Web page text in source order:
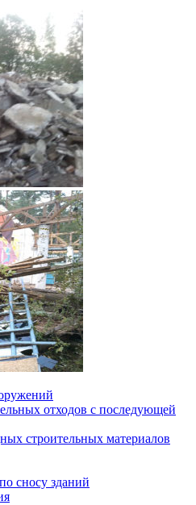
отходов с последующей
строительных материалов
сносу зданий